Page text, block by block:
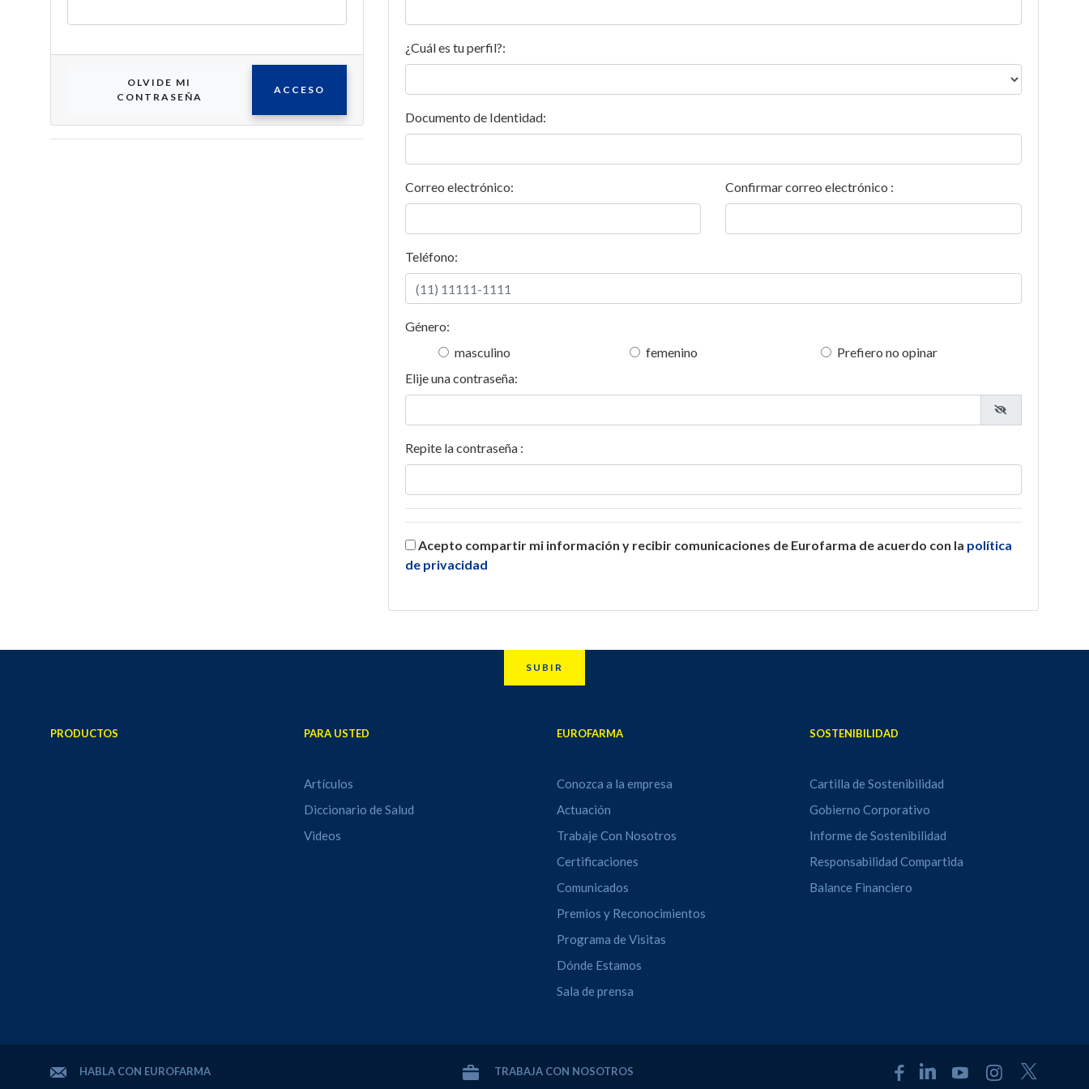
OLVIDE MI
CONTRASEÑA
ACCESO
¿Cuál es tu perfil?:
Documento de Identidad:
Correo electrónico: Confirmar correo electrónico :
Teléfono:
Género:
masculino
femenino
Prefiero no opinar
Elije una contraseña:
Repite la contraseña :
Acepto compartir mi información y recibir comunicaciones de Eurofarma de acuerdo con la política
de privacidad
SUBIR
PRODUCTOS PARA USTED
Artículos
Diccionario de Salud
Videos
EUROFARMA
Conozca a la empresa
Actuación
Trabaje Con Nosotros
Certificaciones
Comunicados
Premios y Reconocimientos
Programa de Visitas
Dónde Estamos
Sala de prensa
SOSTENIBILIDAD
Cartilla de Sostenibilidad
Gobierno Corporativo
Informe de Sostenibilidad
Responsabilidad Compartida
Balance Financiero
HABLA CON EUROFARMA TRABAJA CON NOSOTROS